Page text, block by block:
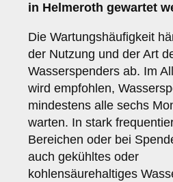
in Helmeroth gewartet
Die Wartungshäufigkeit
der Nutzung und der Art
Wasserspenders ab. Im
wird empfohlen,
mindestens alle sechs
warten. In stark
Bereichen oder bei
auch gekühltes oder
kohlensäurehaltiges